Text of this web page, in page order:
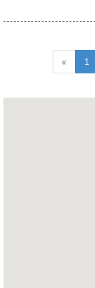
« 1